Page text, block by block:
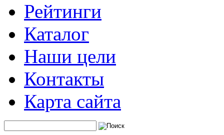
Рейтинги
Каталог
Наши цели
Контакты
Карта сайта